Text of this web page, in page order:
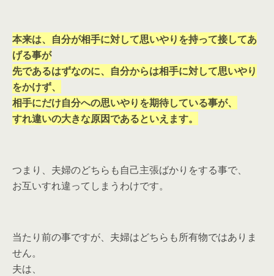
本来は、自分が相手に対して思いやりを持って接してあ
げる事が
先であるはずなのに、自分からは相手に対して思いやり
をかけず、
相手にだけ自分への思いやりを期待している事が、
すれ違いの大きな原因であるといえます。
つまり、夫婦のどちらも自己主張ばかりをする事で、
お互いすれ違ってしまうわけです。
当たり前の事ですが、夫婦はどちらも所有物ではありま
せん。
夫は、